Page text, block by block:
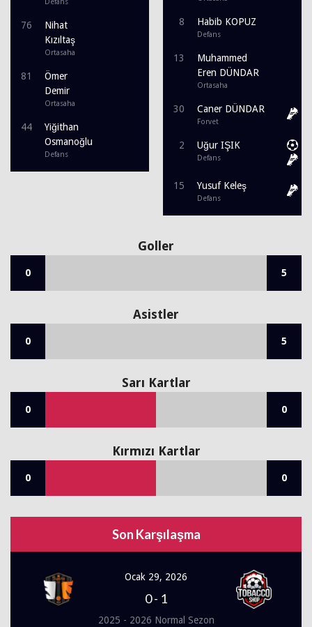
76
Nihat
Kızıltaş
Ortasaha
81
Ömer
Demir
Ortasaha
44
Yiğithan
Osmanoğlu
Defans
8 Habib KOPUZ
Defans
13
Muhammed
Eren DÜNDAR
Ortasaha
30 Caner DÜNDAR
Forvet
2 Uğur IŞIK
Defans
15 Yusuf Keleş
Defans
Goller
0 5
Asistler
0 5
Sarı Kartlar
0 0
Kırmızı Kartlar
0 0
Son Karşılaşma
Ocak 29, 2026
0- 1
2025 - 2026 Normal Sezon